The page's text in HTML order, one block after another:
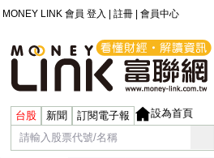
MONEY LINK 會員 登入 註冊 會員中心
台股 新聞 訂閱電子報 設為首頁